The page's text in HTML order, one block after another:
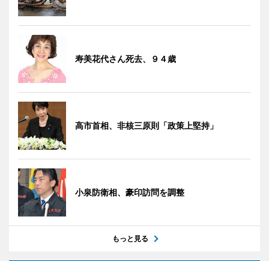
寿美花代さん死去、９４歳
高市首相、非核三原則「政策上堅持」
小泉防衛相、豪印訪問を調整
もっと見る